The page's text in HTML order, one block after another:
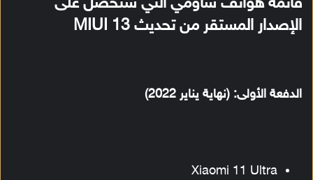
قائمة هواتف شاومي التي ستحصل على
الإصدار المستقر من تحديث MIUI 13
الدفعة الأولى: (نهاية يناير 2022)
Xiaomi 11 Ultra